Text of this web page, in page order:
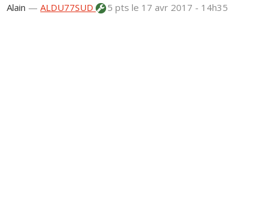
Alain —ALDU77SUD 5 ptsle 17 avr 2017 - 14h35